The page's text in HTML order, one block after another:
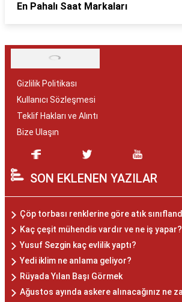
En Pahalı Saat Markaları
Gizlilik Politikası
Kullanıcı Sözleşmesi
Teklif Hakları ve Alıntı
Bize Ulaşın
SON EKLENEN YAZILAR
Çöp torbası renklerine göre atık
Kaç çeşit mühendis vardır ve ne iş yapar?
Yusuf Sezgin kaç evlilik yaptı?
Yedi iklim ne anlama geliyor?
Rüyada Yılan Başı Görmek
Ağustos ayında askere alınacağınız ne